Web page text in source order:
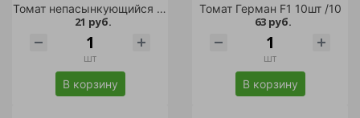
Томат непасынкующийся Ультраскороспелый 20шт /10
21 руб.
шт
В корзину
Томат Герман F1 10шт /10
63 руб.
шт
В корзину